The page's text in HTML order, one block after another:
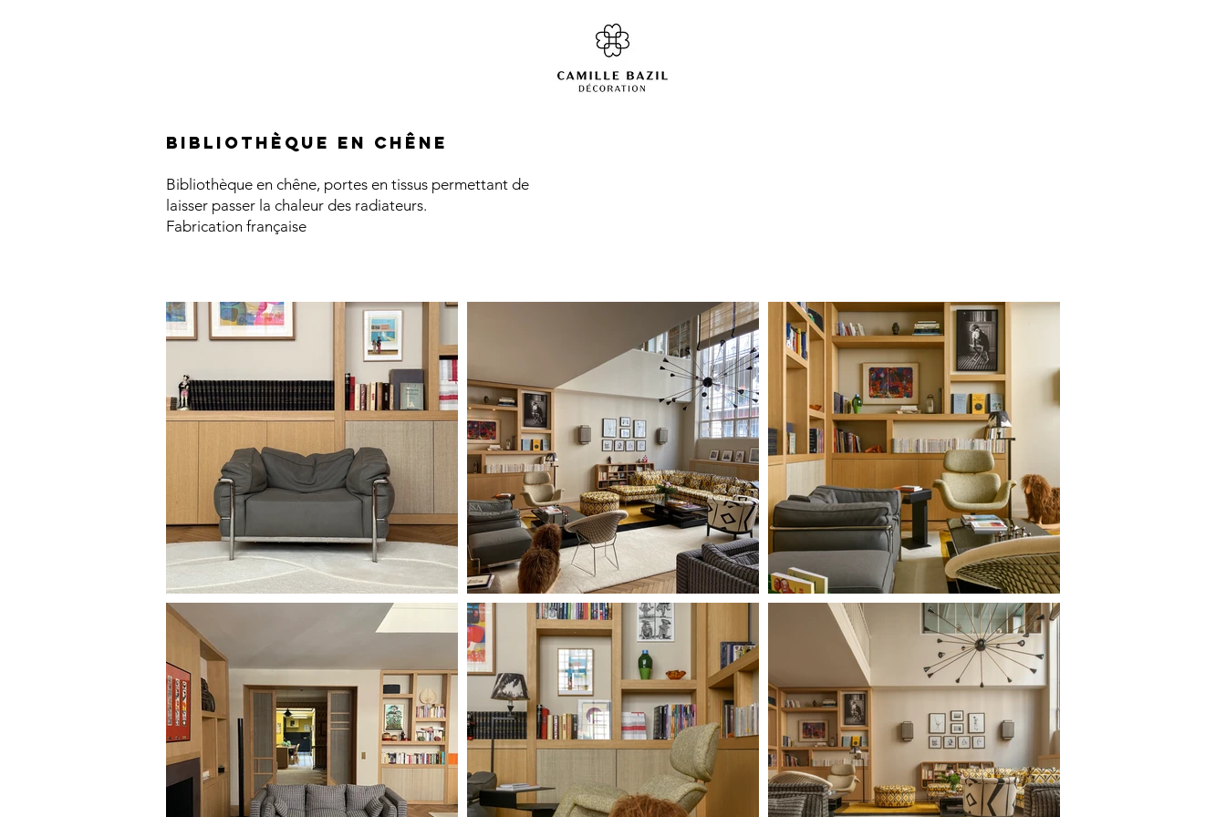
Bibliothèque en chêne
Bibliothèque en chêne, portes en tissus permettant de
laisser passer la chaleur des radiateurs.
​Fabrication française